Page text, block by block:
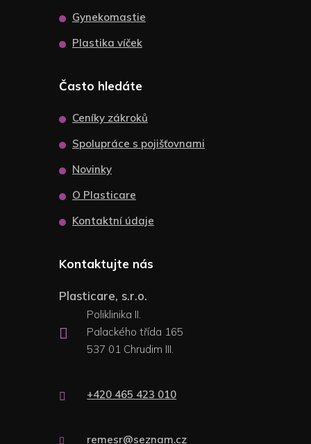
Gynekomastie
Plastika víček
Často hledáte
Ceníky zákroků
Spolupráce s pojišťovnami
Novinky
O Plasticare
Kontaktní údaje
Kontaktujte nás
Plasticare, s.r.o.
Poliklinika II.
Palackého třída 165
537 01 Chrudim III.
+420 465 423 010
remesr@seznam.cz